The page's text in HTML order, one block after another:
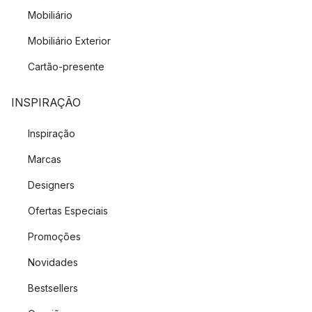
Mobiliário
Mobiliário Exterior
Cartão-presente
INSPIRAÇÃO
Inspiração
Marcas
Designers
Ofertas Especiais
Promoções
Novidades
Bestsellers